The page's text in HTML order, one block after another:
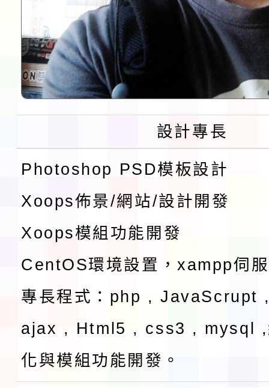
設計專長
Photoshop PSD模板設計
Xoops佈景/網站/設計開發
Xoops模組功能開發
CentOS環境設置，xampp伺
專長程式：php , JavaScrupt
ajax , Html5 , css3 , mysql ,
化與模組功能開發。